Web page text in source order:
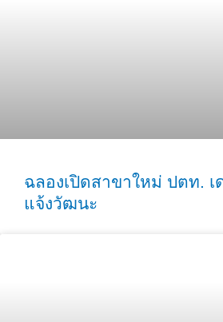
ฉลองเปิดสาขาใหม่ ปตท. เ
แจ้งวัฒนะ